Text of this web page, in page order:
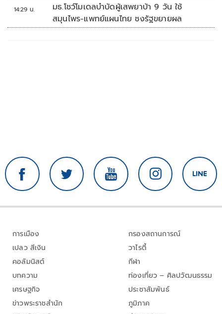
14:29 น.
มธ.โชว์โมเดลบำบัดผู้เสพยาบ้า 9 วัน ใช้
สมุนไพร-แพทย์แผนไทย ชงรัฐขยายผล
การเมือง
เปลว สีเงิน
คอลัมนิสต์
บทความ
เศรษฐกิจ
ข่าวพระราชสำนัก
กรองสถานการณ์
วาไรตี้
กีฬา
ท่องเที่ยว – ศิลปวัฒนธรรม
ประชาสัมพันธ์
ภูมิภาค